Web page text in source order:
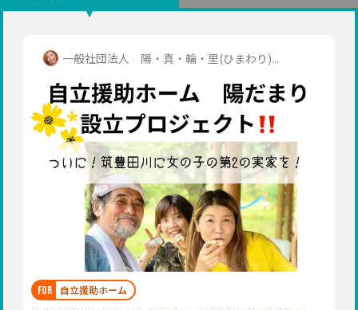
地域からさがす 北海道・東北
北海道
関東
東京
神奈川
新潟 富山 石川 福井
山梨
岐阜 静岡 愛知
三重 滋賀 京都 大阪
兵庫
和歌山
島根 岡山 広島 山口
香川 愛媛 高知
福岡 佐賀 長崎
宮崎
鹿児島 沖縄
一般社団法人 陽・真・輪・里(ひまわり)...
FOR 自立援助ホーム